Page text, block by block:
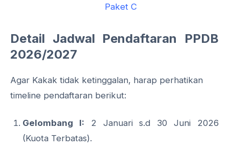
Paket C
Detail Jadwal Pendaftaran PPDB
2026/2027
Agar Kakak tidak ketinggalan, harap perhatikan
timeline pendaftaran berikut:
Gelombang I: 2 Januari s.d 30 Juni 2026
(Kuota Terbatas).